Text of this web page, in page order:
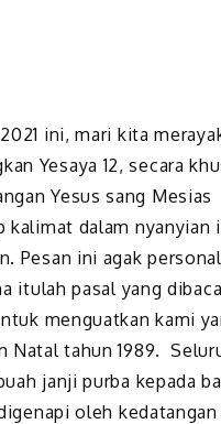
ini, mari kita
Yesaya 12, secara
Yesus sang Mesias
kalimat dalam nyanyian
Pesan ini agak
itulah pasal yang
menguatkan kami
Natal tahun 1989.
janji purba kepada
oleh kedatangan